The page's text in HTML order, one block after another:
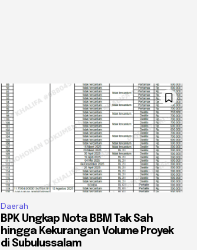
Daerah
BPK Ungkap Nota BBM Tak Sah
hingga Kekurangan Volume Proyek
di Subulussalam